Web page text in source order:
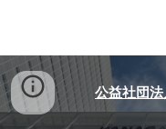
公益社団